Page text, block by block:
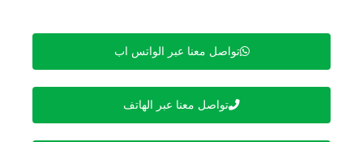
تواصل معنا عبر الواتس اب
تواصل معنا عبر الهاتف